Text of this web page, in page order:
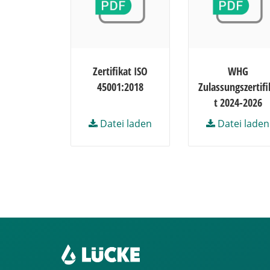
Zertifikat ISO
45001:2018
Datei laden
WHG
t 2024-2026
Datei laden